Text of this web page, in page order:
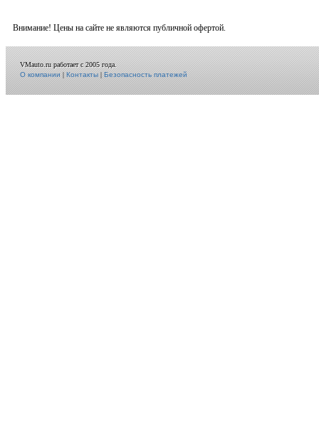
Внимание! Цены на сайте не являются публичной офертой.
VMauto.ru работает с 2005 года.
О компании|Контакты|Безопасность платежей